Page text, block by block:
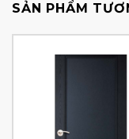
SẢN PHẨM